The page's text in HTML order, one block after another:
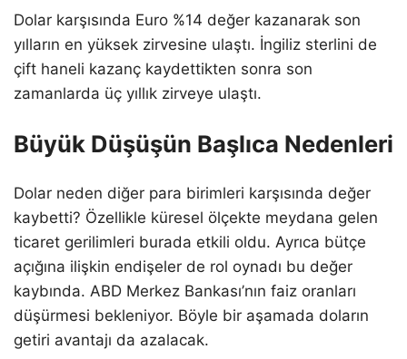
Dolar karşısında Euro %14 değer kazanarak son
yılların en yüksek zirvesine ulaştı. İngiliz sterlini de
çift haneli kazanç kaydettikten sonra son
zamanlarda üç yıllık zirveye ulaştı.
Büyük Düşüşün Başlıca Nedenleri
Dolar neden diğer para birimleri karşısında değer
kaybetti? Özellikle küresel ölçekte meydana gelen
ticaret gerilimleri burada etkili oldu. Ayrıca bütçe
açığına ilişkin endişeler de rol oynadı bu değer
kaybında. ABD Merkez Bankası’nın faiz oranları
düşürmesi bekleniyor. Böyle bir aşamada doların
getiri avantajı da azalacak.